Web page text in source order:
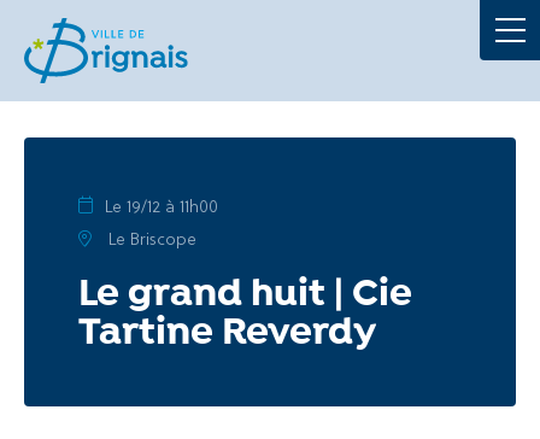
Le 19/12 à 11h00
Le Briscope
Le grand huit | Cie
Tartine Reverdy
La Mairie
Au quotidien
Culture et loisirs